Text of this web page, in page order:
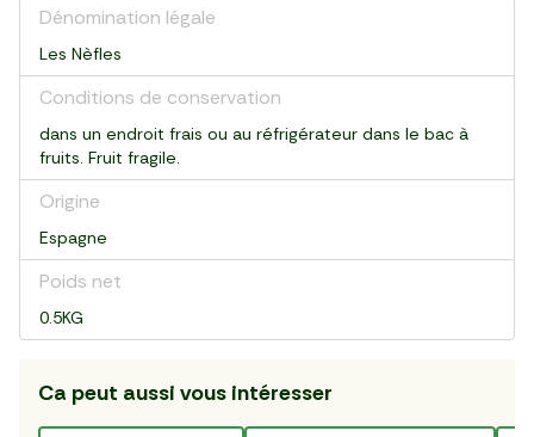
Dénomination légale
Les Nèfles
Conditions de conservation
dans un endroit frais ou au réfrigérateur dans le bac à
fruits. Fruit fragile.
Origine
Espagne
Poids net
0.5KG
Ca peut aussi vous intéresser